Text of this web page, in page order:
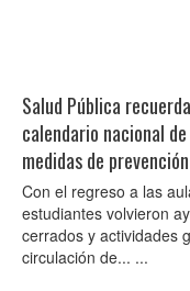
Salud Pública
calendario nacional
medidas de
Con el regreso a las
estudiantes volvieron
cerrados y actividades
circulación de... ...